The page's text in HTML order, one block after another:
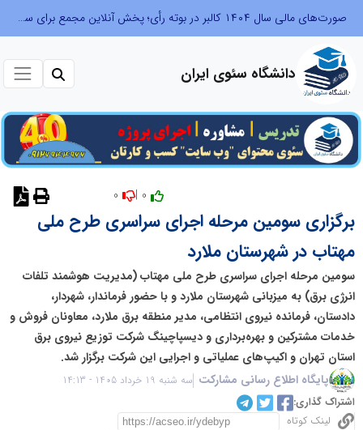
صورت‌های مالی سال ۱۴۰۴ کالبر در بوته رأی؛ پخش آنلاین مجمع برای سهامداران در سراسر کشور
دانشگاه سئوی ایران
برگزاری سومین مرحله اجرای سراسری طرح ملی
مهتاب در شهرستان ملارد
سومین مرحله اجرای سراسری طرح ملی مهتاب (مدیریت هوشمند تلفات
انرژی برق) به میزبانی شهرستان ملارد و با حضور فرماندار، شهردار،
دادستان، فرمانده نیروی انتظامی، مدیر منطقه برق ملارد، معاونان فروش و
خدمات مشترکین و بهره‌برداری و دیسپاچینگ شرکت توزیع نیروی برق
استان تهران و اکیپ‌های عملیاتی و اجرایی این شرکت برگزار شد.
پایگاه اطلاع رسانی مشارکت سه شنبه 19 خرداد 1405 - 14:13
اشتراک گذاری:
لینک کوتاه